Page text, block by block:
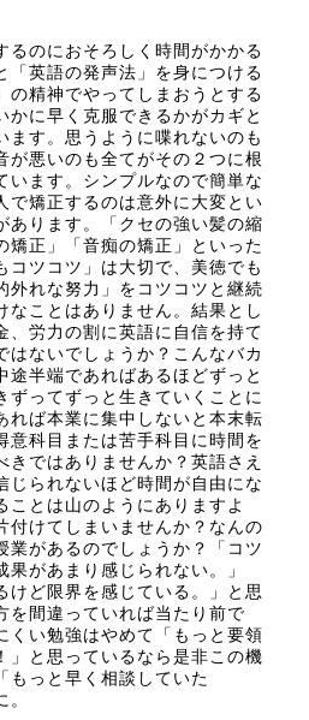
るのにおそろしく時間がかかる
「英語の発声法」を身につける
の精神でやってしまおうとする
かに早く克服できるかがカギと
ます。思うように喋れないのも
が悪いのも全てがその２つに根
います。シンプルなので簡単な
で矯正するのは意外に大変とい
あります。「クセの強い髪の縮
矯正」「音痴の矯正」といった
コツコツ」は大切で、美徳でも
外れな努力」をコツコツと継続
なことはありません。結果とし
、労力の割に英語に自信を持て
はないでしょうか？こんなバカ
途半端であればあるほどずっと
ずってずっと生きていくことに
れば本業に集中しないと本末転
意科目または苦手科目に時間を
きではありませんか？英語さえ
じられないほど時間が自由にな
ことは山のようにありますよ
付けてしまいませんか？なんの
業があるのでしょうか？「コツ
果があまり感じられない。」
けど限界を感じている。」と思
を間違っていれば当たり前で
くい勉強はやめて「もっと要領
」と思っているなら是非この機
もっと早く相談していた